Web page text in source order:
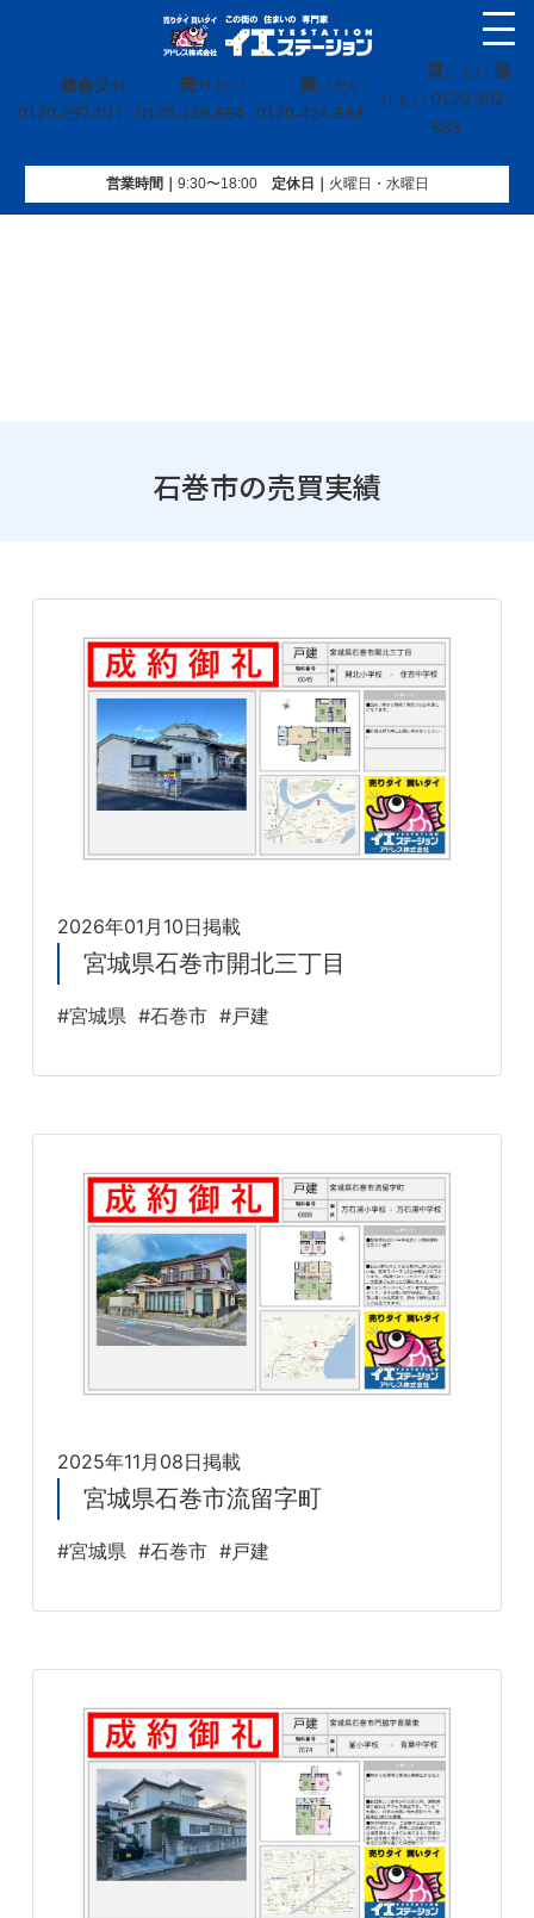
総合受付
0120-297-011
売りたい
0120-139-664
買いたい
0120-424-544
貸し たい 借
り たい 0120-302-
563
営業時間｜ 9:30〜18:00定休⽇｜ 火曜⽇・水曜⽇
イエステーション»売買実績»宮城県»石巻市»ページ 2
石巻市の売買実績
2026年01月10日掲載
宮城県石巻市開北三丁目
#宮城県 #石巻市 #戸建
2025年11月08日掲載
宮城県石巻市流留字町
#宮城県 #石巻市 #戸建